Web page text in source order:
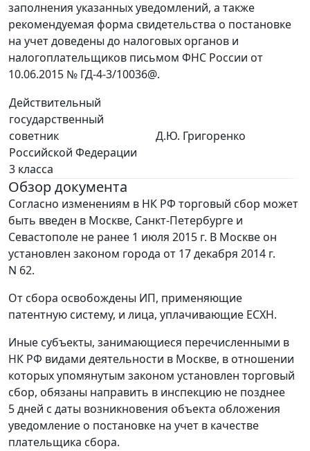
заполнения указанных уведомлений, а также
рекомендуемая форма свидетельства о постановке
на учет доведены до налоговых органов и
налогоплательщиков письмом ФНС России от
10.06.2015 № ГД-4-3/10036@.
Действительный
государственный
советник
Российской Федерации
3 класса
Д.Ю. Григоренко
Обзор документа
Согласно изменениям в НК РФ торговый сбор может
быть введен в Москве, Санкт-Петербурге и
Севастополе не ранее 1 июля 2015 г. В Москве он
установлен законом города от 17 декабря 2014 г.
N 62.
От сбора освобождены ИП, применяющие
патентную систему, и лица, уплачивающие ЕСХН.
Иные субъекты, занимающиеся перечисленными в
НК РФ видами деятельности в Москве, в отношении
которых упомянутым законом установлен торговый
сбор, обязаны направить в инспекцию не позднее
5 дней с даты возникновения объекта обложения
уведомление о постановке на учет в качестве
плательщика сбора.